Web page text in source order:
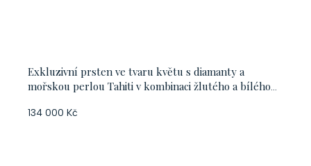
Exkluzivní prsten ve tvaru květu s diamanty a
mořskou perlou Tahiti v kombinaci žlutého a bílého
134 000 Kč